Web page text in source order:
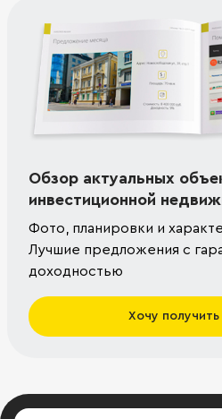
Обзор актуальных
инвестиционной
Фото, планировки и
Лучшие предложения с
доходностью
Хочу получить